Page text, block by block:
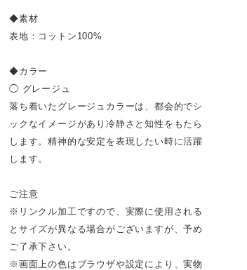
◆素材
表地：コットン100%
◆カラー
◯ グレージュ
落ち着いたグレージュカラーは、都会的でシ
ックなイメージがあり冷静さと知性をもたら
します。精神的な安定を表現したい時に活躍
します。
ご注意
※リンクル加工ですので、実際に使用される
とサイズが異なる場合がございますが、予め
ご了承下さい。
※画面上の色はブラウザや設定により、実物